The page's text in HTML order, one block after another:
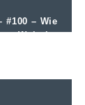
#100 – Wie
Wein in